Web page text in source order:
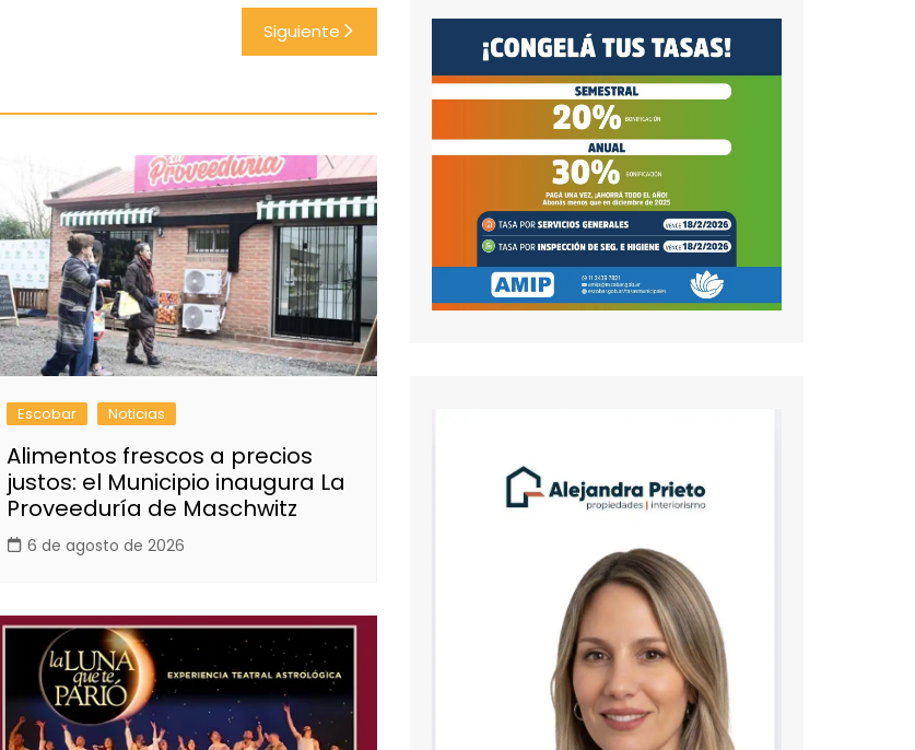
Siguiente
Escobar Noticias
Alimentos frescos a precios
justos: el Municipio inaugura La
Proveeduría de Maschwitz
6 de agosto de 2026